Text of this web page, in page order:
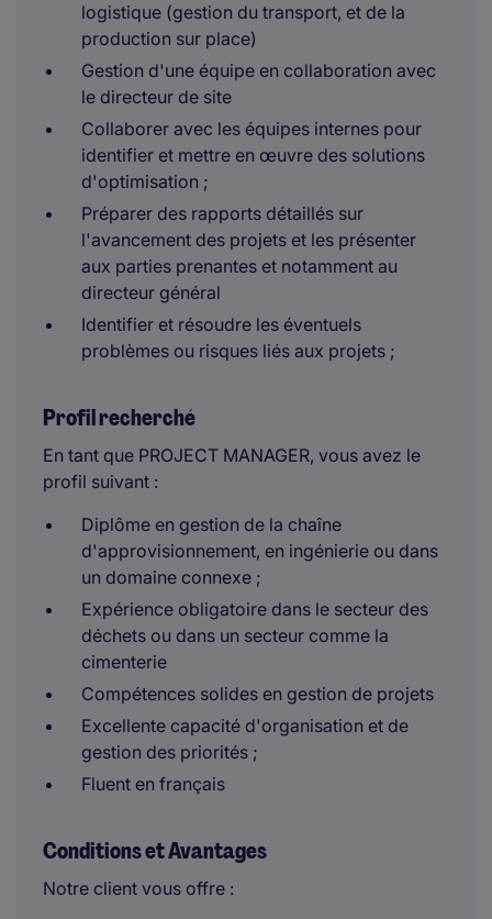
logistique (gestion du transport, et de la
production sur place)
Gestion d'une équipe en collaboration avec
le directeur de site
Collaborer avec les équipes internes pour
identifier et mettre en œuvre des solutions
d'optimisation ;
Préparer des rapports détaillés sur
l'avancement des projets et les présenter
aux parties prenantes et notamment au
directeur général
Identifier et résoudre les éventuels
problèmes ou risques liés aux projets ;
Profil recherché
En tant que PROJECT MANAGER, vous avez le
profil suivant :
Diplôme en gestion de la chaîne
d'approvisionnement, en ingénierie ou dans
un domaine connexe ;
Expérience obligatoire dans le secteur des
déchets ou dans un secteur comme la
cimenterie
Compétences solides en gestion de projets
Excellente capacité d'organisation et de
gestion des priorités ;
Fluent en français
Conditions et Avantages
Notre client vous offre :